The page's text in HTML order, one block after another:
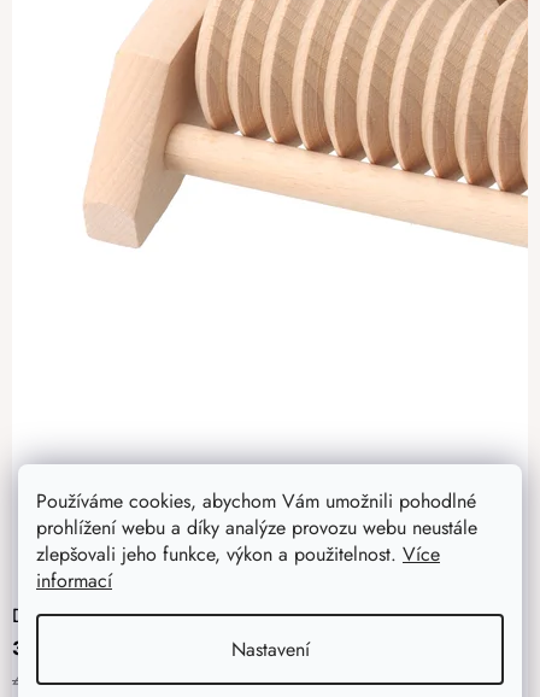
Používáme cookies, abychom Vám umožnili pohodlné
prohlížení webu a díky analýze provozu webu neustále
zlepšovali jeho funkce, výkon a použitelnost. Více
informací
Nastavení
Dřevěný masážní strojek na chodidla
359 Kč
449 Kč